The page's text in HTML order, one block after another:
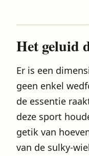
Het geluid
Er is een
geen enkel
de essentie
deze sport
getik van
van de sulky-